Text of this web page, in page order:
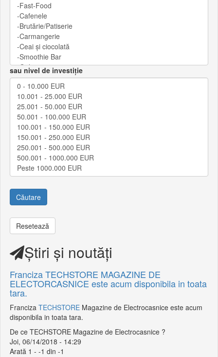
sau nivel de investiție
Căutare
Resetează
Știri și noutăți
Franciza TECHSTORE MAGAZINE DE
ELECTORCASNICE este acum disponibila in toata
tara.
Franciza TECHSTORE Magazine de Electrocasnice este acum
disponibila in toata tara.
De ce TECHSTORE Magazine de Electrocasnice ?
Joi, 06/14/2018 - 14:29
Arată 1 - -1 din -1